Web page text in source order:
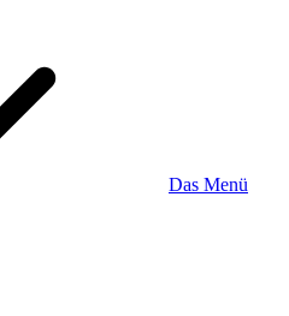
Das Menü